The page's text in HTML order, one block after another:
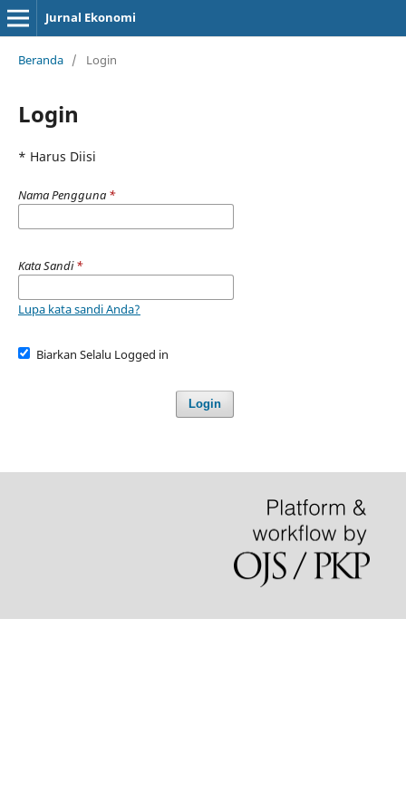
Jurnal Ekonomi
Beranda / Login
Login
* Harus Diisi
Nama Pengguna *
Kata Sandi*
Lupa kata sandi Anda?
Biarkan Selalu Logged in
Login